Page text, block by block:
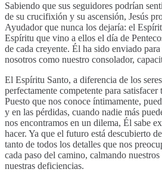
Sabiendo que sus seguidores podrían
de su crucifixión y su ascensión, Jesús
Ayudador que nunca los dejaría: el
Espíritu que vino a ellos el día de
de cada creyente. Él ha sido enviado
nosotros como nuestro consolador,
El Espíritu Santo, a diferencia de los
perfectamente competente para satisfacer
Puesto que nos conoce íntimamente,
y en las pérdidas, cuando nadie más
nos encontramos en un dilema, Él sabe
hacer. Ya que el futuro está descubierto
tanto de todos los detalles que nos
cada paso del camino, calmando
nuestras deficiencias.